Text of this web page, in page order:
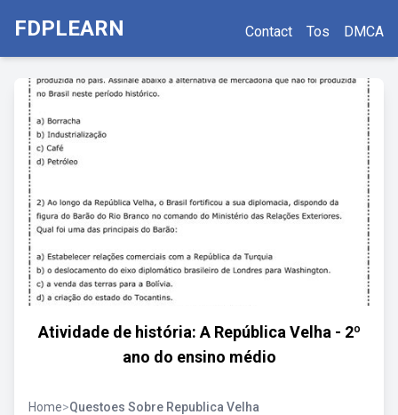
FDPLEARN Contact Tos DMCA
Atividade de história: A República Velha - 2º
ano do ensino médio
Home>Questoes Sobre Republica Velha